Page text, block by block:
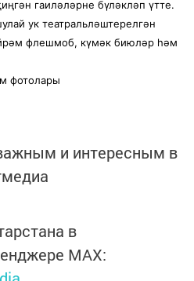
гаиләләрне бүләкләп үтте.
ук театральләштерелгән
флешмоб, күмәк биюләр һәм
фотолары
и интересным в
в
MАХ: